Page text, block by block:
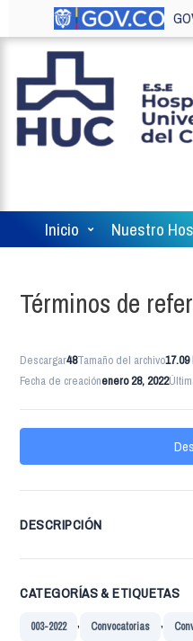
Inicio Nuestro
Términos de
Descargar48Tamaño del archivo17.09
Fecha de creaciónenero 28, 2022
DESCRIPCIÓN
CATEGORÍAS & ETIQUETAS
003-2022 , Convocatorias ,